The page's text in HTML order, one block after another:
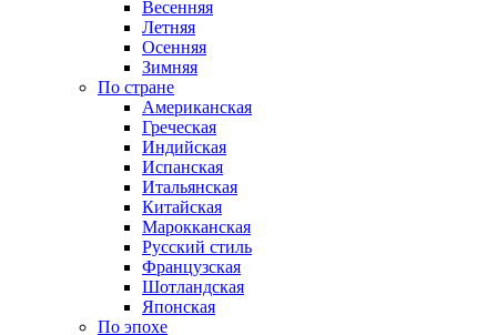
Весенняя
Летняя
Осенняя
Зимняя
По стране
Американская
Греческая
Индийская
Испанская
Итальянская
Китайская
Марокканская
Русский стиль
Французская
Шотландская
Японская
По эпохе